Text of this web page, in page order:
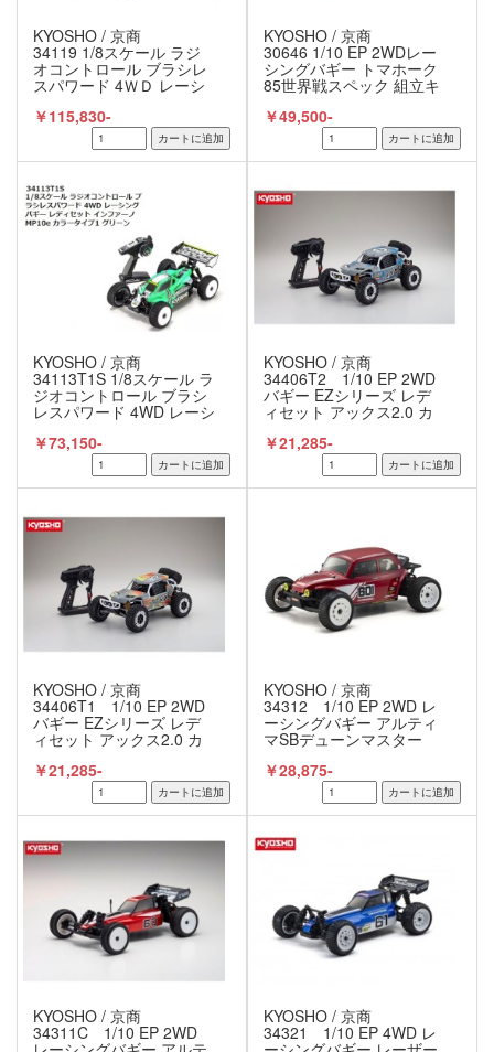
KYOSHO / 京商
34119 1/8スケール ラジ
オコントロール ブラシレ
スパワード 4ＷＤ レーシ
MP11e 組立キット 京商
/ KYOSHO
￥115,830-
KYOSHO / 京商
30646 1/10 EP 2WDレー
シングバギー トマホーク
85世界戦スペック 組立キ
￥49,500-
KYOSHO / 京商
34113T1S 1/8スケール ラ
ジオコントロール ブラシ
レスパワード 4WD レーシ
インファーノ MP10e カラ
ータイプ1 グリーン 完成
品 京商 / KYOSHO
￥73,150-
KYOSHO / 京商
34406T2 1/10 EP 2WD
バギー EZシリーズ レデ
ィセット アックス2.0 カ
￥21,285-
KYOSHO / 京商
34406T1 1/10 EP 2WD
バギー EZシリーズ レデ
ィセット アックス2.0 カ
ラータイプ1
￥21,285-
KYOSHO / 京商
34312 1/10 EP 2WD レ
ーシングバギー アルティ
マSBデューンマスター
￥28,875-
KYOSHO / 京商
34311C 1/10 EP 2WD
KYOSHO / 京商
34321 1/10 EP 4WD レ